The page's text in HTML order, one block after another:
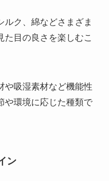
ルク、綿などさまざま
た目の良さを楽しむこ
や吸湿素材など機能性
や環境に応じた種類で
ン